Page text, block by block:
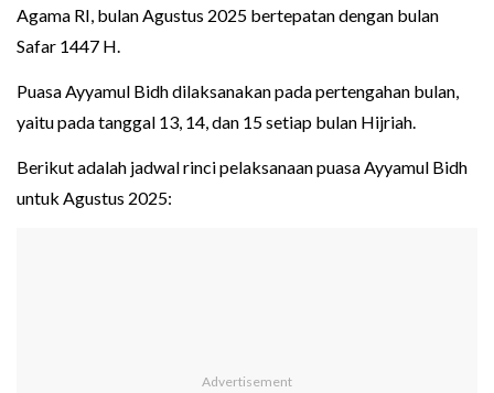
Agama RI, bulan Agustus 2025 bertepatan dengan bulan
Safar 1447 H.
Puasa Ayyamul Bidh dilaksanakan pada pertengahan bulan,
yaitu pada tanggal 13, 14, dan 15 setiap bulan Hijriah.
Berikut adalah jadwal rinci pelaksanaan puasa Ayyamul Bidh
untuk Agustus 2025: